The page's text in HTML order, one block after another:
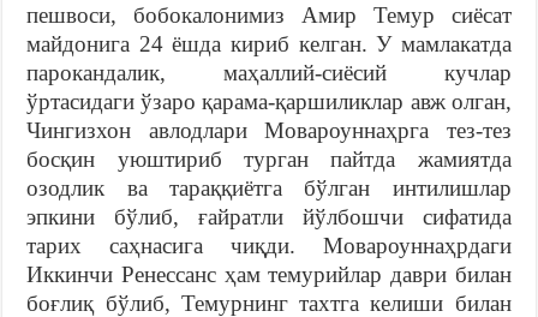
пешвоси, бобокалонимиз Амир Темур сиёсат
майдонига 24 ёшда кириб келган. У мамлакатда
парокандалик, маҳаллий-сиёсий кучлар
ўртасидаги ўзаро қарама-қаршиликлар авж олган,
Чингизхон авлодлари Мовароуннаҳрга тез-тез
босқин уюштириб турган пайтда жамиятда
озодлик ва тараққиётга бўлган интилишлар
эпкини бўлиб, ғайратли йўлбошчи сифатида
тарих саҳнасига чиқди. Мовароуннаҳрдаги
Иккинчи Ренессанс ҳам темурийлар даври билан
боғлиқ бўлиб, Темурнинг тахтга келиши билан